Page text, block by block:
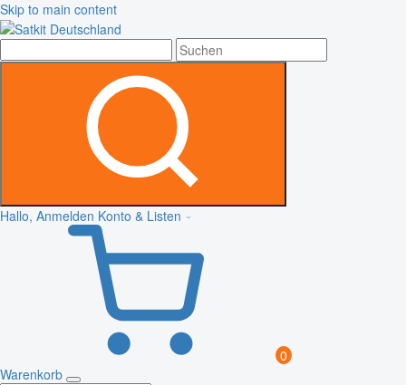
Skip to main content
Hallo, Anmelden Konto & Listen
0
Warenkorb